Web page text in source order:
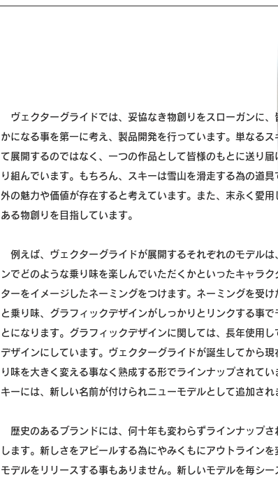
ヴェクターグライドでは、妥協なき物創りをスローガンに、
かになる事を第一に考え、製品開発を行っています。単なる
て展開するのではなく、一つの作品として皆様のもとに送り
り組んでいます。もちろん、スキーは雪山を滑走する為の道
外の魅力や価値が存在すると考えています。また、末永く愛
ある物創りを目指しています。
例えば、ヴェクターグライドが展開するそれぞれのモデルは
ンでどのような乗り味を楽しんでいただくかといったキャラ
ターをイメージしたネーミングをつけます。ネーミングを受
と乗り味、グラフィックデザインがしっかりとリンクする事で
とになります。グラフィックデザインに関しては、長年使用
デザインにしています。ヴェクターグライドが誕生してから
り味を大きく変える事なく熟成する形でラインナップされて
キーには、新しい名前が付けられニューモデルとして追加され
歴史のあるブランドには、何十年も変わらずラインナップさ
します。新しさをアピールする為にやみくもにアウトライン
モデルをリリースする事もありません。新しいモデルを毎シ